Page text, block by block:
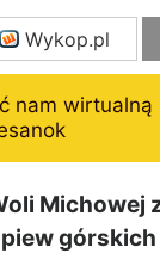
Wykop.pl
nam wirtualną
Michowej